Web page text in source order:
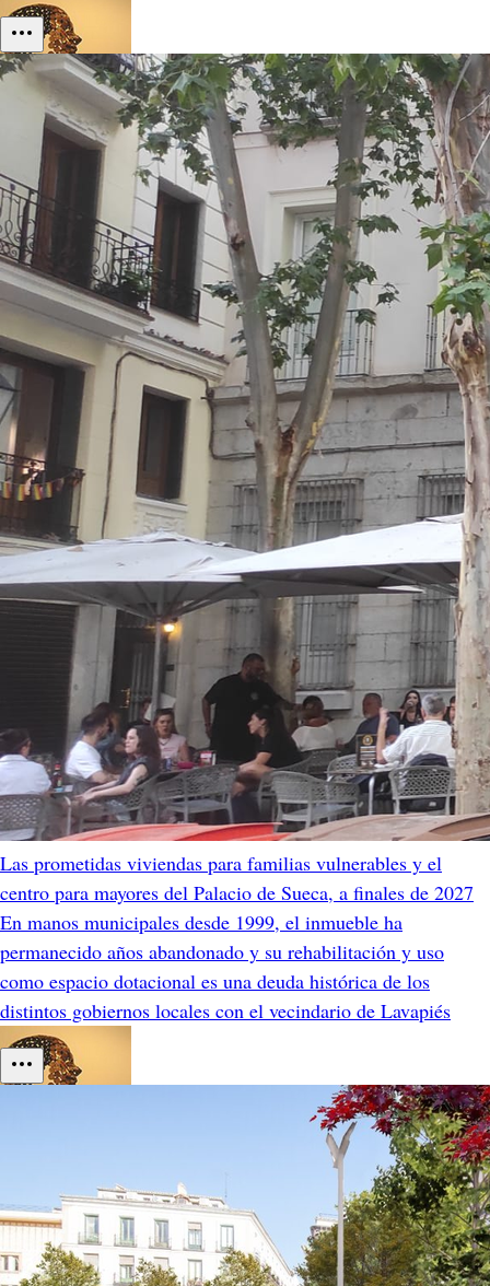
Las prometidas viviendas para familias vulnerables y el
centro para mayores del Palacio de Sueca, a finales de 2027
En manos municipales desde 1999, el inmueble ha
permanecido años abandonado y su rehabilitación y uso
como espacio dotacional es una deuda histórica de los
distintos gobiernos locales con el vecindario de Lavapiés